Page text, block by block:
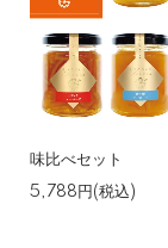
味比べセット
5,788円(税込)